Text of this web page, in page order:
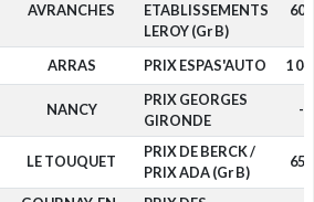
AVRANCHES
ETABLISSEMENTS
LEROY (Gr B)
600
ARRAS PRIX ESPAS'AUTO 1
NANCY
PRIX GEORGES
GIRONDE
-
LE TOUQUET
PRIX DE BERCK /
PRIX ADA (Gr B)
650